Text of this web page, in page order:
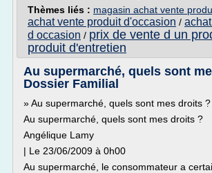
Thèmes liés : magasin achat vente
achat vente produit d'occasion /
d occasion / prix de vente d un
produit d'entretien
Au supermarché, quels sont
Dossier Familial
» Au supermarché, quels sont mes droits ?
Au supermarché, quels sont mes droits ?
Angélique Lamy
| Le 23/06/2009 à 0h00
Au supermarché, le consommateur a